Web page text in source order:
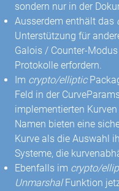
sondern nur in der
Ausserdem enthält das
Unterstützung für
Galois / Counter-
Protokolle erfordern.
Im crypto/elliptic
Feld in der
implementierten
Namen bieten eine
Kurve als die Auswahl
Systeme, die
Ebenfalls im crypto/
UnmarshalFunktion